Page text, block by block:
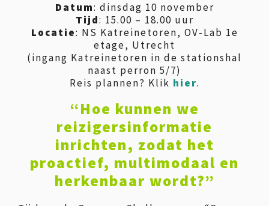
Datum: dinsdag 10 november
Tijd: 15.00 – 18.00 uur
Locatie: NS Katreinetoren, OV-Lab 1e
etage, Utrecht
(ingang Katreinetoren in de stationshal
naast perron 5/7)
Reis plannen? Klik hier.
“Hoe kunnen we
reizigersinformatie
inrichten, zodat het
proactief, multimodaal en
herkenbaar wordt?”